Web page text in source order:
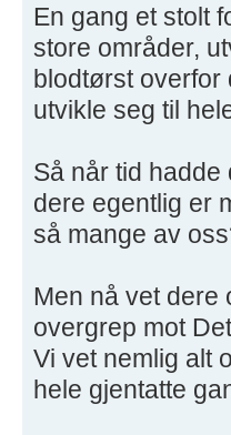
En gang et stolt
store områder,
blodtørst overfor
utvikle seg til
Så når tid
dere egentlig er
så mange av
Men nå vet dere
overgrep mot
Vi vet nemlig alt
hele gjentatte